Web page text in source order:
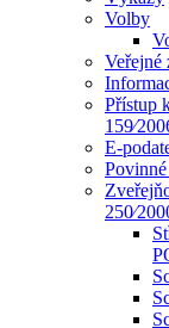
Volby
Veřejné
Přístup
E-